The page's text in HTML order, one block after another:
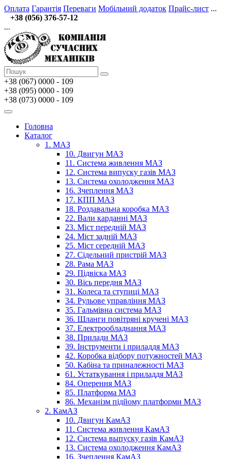
Оплата Гарантія Переваги Мобільний додаток Прайс-лист ...
+38 (056) 376-57-12
...
+38 (067) 0000 - 109
+38 (095) 0000 - 109
+38 (073) 0000 - 109
Головна
Каталог
1. МАЗ
10. Двигун МАЗ
11. Система живлення МАЗ
12. Система випуску газів МАЗ
13. Система охолодження МАЗ
16. Зчеплення МАЗ
17. КПП МАЗ
18. Роздавальна коробка МАЗ
22. Вали карданні МАЗ
23. Міст передній МАЗ
24. Міст задній МАЗ
25. Міст середній МАЗ
27. Сідельний пристрій МАЗ
28. Рама МАЗ
29. Підвіска МАЗ
30. Вісь передня МАЗ
31. Колеса та ступиці МАЗ
34. Рульове управління МАЗ
35. Гальмівна система МАЗ
36. Шланги повітряні кручені МАЗ
37. Електрообладнання МАЗ
38. Прилади МАЗ
39. Інструменти і приладдя МАЗ
42. Коробка відбору потужностей МАЗ
50. Кабіна та приналежності МАЗ
61. Устаткування і приладдя МАЗ
84. Оперення МАЗ
85. Платформа МАЗ
86. Механізм підйому платформи МАЗ
2. КамАЗ
10. Двигун КамАЗ
11. Система живлення КамАЗ
12. Система выпуску газів КамАЗ
13. Система охолодження КамАЗ
16. Зчеплення КамАЗ